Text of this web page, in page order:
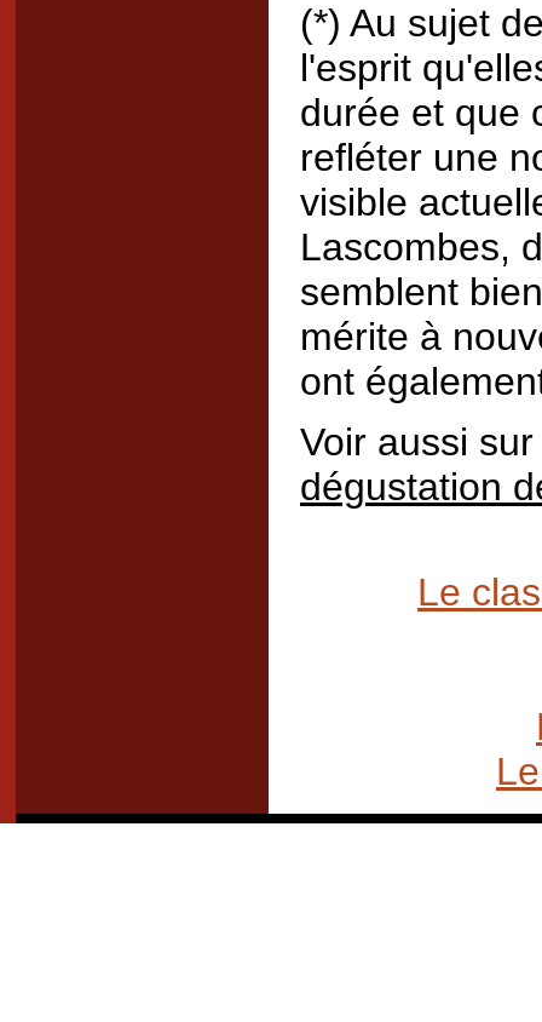
(*) Au sujet
l'esprit
durée et que
refléter une
visible
Lascombes,
semblent
mérite à
ont
Voir aussi
dégustation
Le